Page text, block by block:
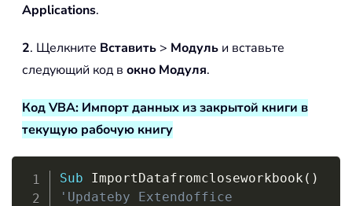
Applications.
2. Щелкните Вставить > Модуль и вставьте
следующий код в окно Модуля.
Код VBA: Импорт данных из закрытой книги в
текущую рабочую книгу
Sub ImportDatafromcloseworkbook ( )
'Updateby Extendoffice
Copy